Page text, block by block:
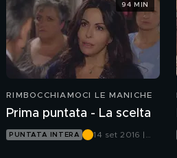
RIMBOCCHIAMOCI LE MANICHE
Prima puntata - La scelta
PUNTATA INTERA
14 set 2016 |
94 MIN